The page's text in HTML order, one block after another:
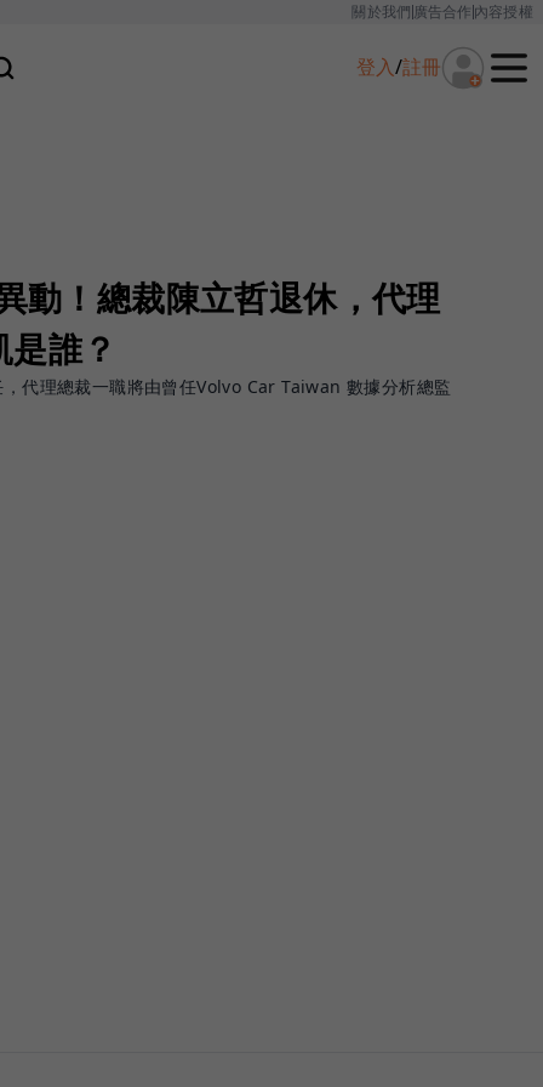
關於我們廣告合作內容授權
登入/註冊
動！總裁陳立哲退休，代理
誰？
代理總裁一職將由曾任Volvo Car Taiwan 數據分析總監